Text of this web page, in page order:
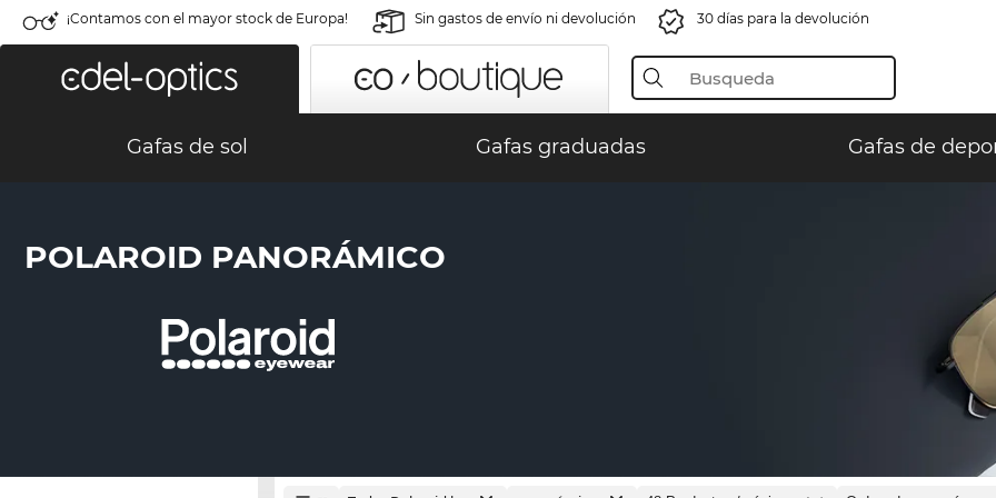
¡Contamos con el mayor stock de Europa! Sin gastos de envío ni devolución 30 días para la devolución
Gafas de sol Gafas graduadas Gafas de
POLAROID PANORÁMICO